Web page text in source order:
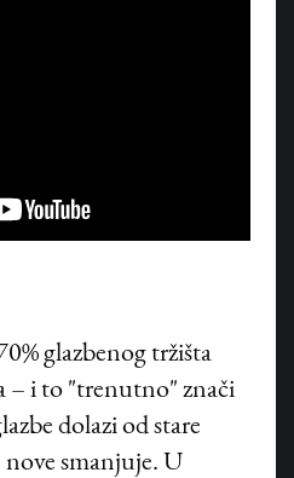
glazbenog tržišta
– i to "trenutno" znači
dolazi od stare
nove smanjuje. U